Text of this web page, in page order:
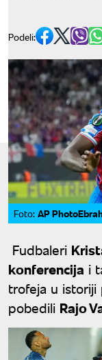
Podeli:
Foto: AP
Fudbaleri
konferencija i
trofeja u istoriji
pobedili Rajo